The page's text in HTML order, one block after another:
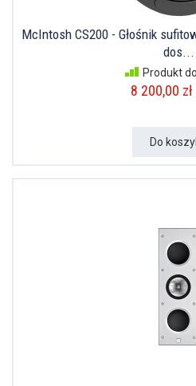
McIntosh CS200 - Głośnik
dos...
Produkt
8 200,00
Do